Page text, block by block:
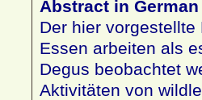
Abstract in
Der hier
Essen arbeiten als
Degus beobachtet
Aktivitäten von